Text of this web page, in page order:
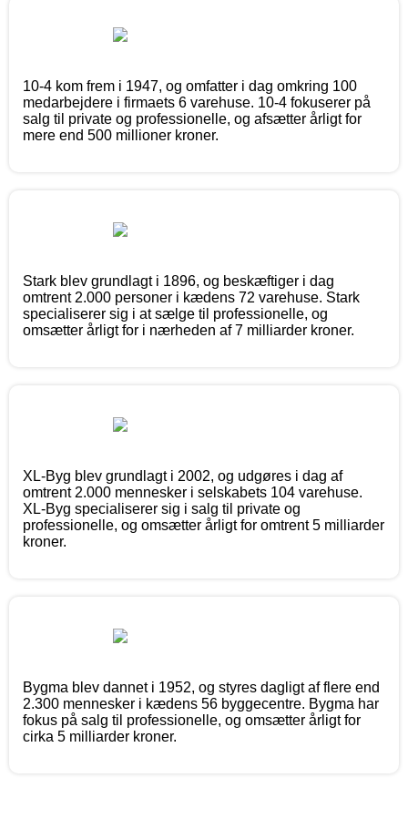
10-4 kom frem i 1947, og omfatter i dag omkring 100
medarbejdere i firmaets 6 varehuse. 10-4 fokuserer på
salg til private og professionelle, og afsætter årligt for
mere end 500 millioner kroner.
Stark blev grundlagt i 1896, og beskæftiger i dag
omtrent 2.000 personer i kædens 72 varehuse. Stark
specialiserer sig i at sælge til professionelle, og
omsætter årligt for i nærheden af 7 milliarder kroner.
XL-Byg blev grundlagt i 2002, og udgøres i dag af
omtrent 2.000 mennesker i selskabets 104 varehuse.
XL-Byg specialiserer sig i salg til private og
professionelle, og omsætter årligt for omtrent 5 milliarder
kroner.
Bygma blev dannet i 1952, og styres dagligt af flere end
2.300 mennesker i kædens 56 byggecentre. Bygma har
fokus på salg til professionelle, og omsætter årligt for
cirka 5 milliarder kroner.